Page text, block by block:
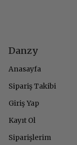
Danzy
Anasayfa
Sipariş Takibi
Giriş Yap
Kayıt Ol
Siparişlerim